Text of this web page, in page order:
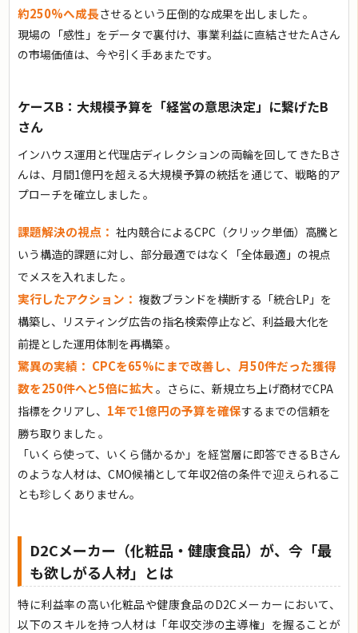
約250%へ成長させるという圧倒的な成果を出しました 。
現場の「感性」をデータで裏付け、事業利益に直結させたAさん
の市場価値は、今や引く手あまたです。
ケースB：大規模予算を「経営の意思決定」に繋げたB
さん
インハウス運用と代理店ディレクションの両輪を回してきたBさ
んは、月間1億円を超える大規模予算の統括を通じて、戦略的ア
プローチを確立しました。
課題解決の視点： 社内競合によるCPC（クリック単価）高騰と
いう構造的課題に対し、部分最適ではなく「全体最適」の視点
でメスを入れました 。
実行したアクション： 複数ブランドを横断する「統合LP」を
構築し、リスティング広告の指名検索停止など、利益最大化を
前提とした運用体制を再構築 。
驚異の実績： CPCを65%にまで改善し、月50件だった獲得
数を250件へと5倍に拡大 。さらに、新規立ち上げ商材でCPA
指標をクリアし、 1年で1億円の予算を確保するまでの信頼を
勝ち取りました 。
「いくら使って、いくら儲かるか」を経営層に即答できるBさん
のような人材は、CMO候補として年収2倍の条件で迎えられるこ
とも珍しくありません。
D2Cメーカー（化粧品・健康食品）が、今「最
も欲しがる人材」とは
特に利益率の高い化粧品や健康食品のD2Cメーカーにおいて、
以下のスキルを持つ人材は「年収交渉の主導権」を握ることが